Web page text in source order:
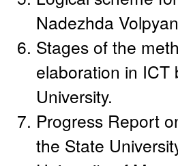
Nadezhda
Stages of the
elaboration in ICT
University.
Progress Report
the State